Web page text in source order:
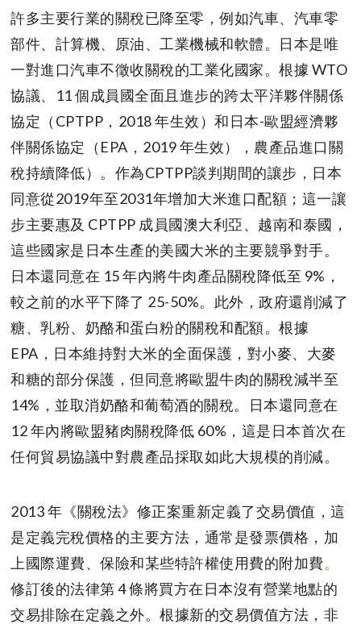
許多主要行業的關稅已降至零，例如汽車、汽車零
部件、計算機、原油、工業機械和軟體。日本是唯
一對進口汽車不徵收關稅的工業化國家。根據 WTO
協議、11 個成員國全面且進步的跨太平洋夥伴關係
協定（CPTPP，2018 年生效）和日本-歐盟經濟夥
伴關係協定（EPA，2019 年生效），農產品進口關
稅持續降低）。作為CPTPP談判期間的讓步，日本
同意從2019年至2031年增加大米進口配額；這一讓
步主要惠及 CPTPP 成員國澳大利亞、越南和泰國，
這些國家是日本生產的美國大米的主要競爭對手。
日本還同意在 15 年內將牛肉產品關稅降低至 9%，
較之前的水平下降了 25-50%。此外，政府還削減了
糖、乳粉、奶酪和蛋白粉的關稅和配額。根據
EPA，日本維持對大米的全面保護，對小麥、大麥
和糖的部分保護，但同意將歐盟牛肉的關稅減半至
14%，並取消奶酪和葡萄酒的關稅。日本還同意在
12 年內將歐盟豬肉關稅降低 60%，這是日本首次在
任何貿易協議中對農產品採取如此大規模的削減。
2013 年《關稅法》修正案重新定義了交易價值，這
是定義完稅價格的主要方法，通常是發票價格，加
上國際運費、保險和某些特許權使用費的附加費。
修訂後的法律第 4 條將買方在日本沒有營業地點的
交易排除在定義之外。根據新的交易價值方法，非